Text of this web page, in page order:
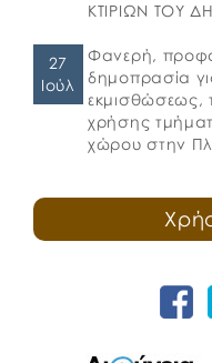
ΚΤΙΡΙΩΝ ΤΟΥ
27
Ιούλ
Φανερή,
δημοπρασία
εκμισθώσεως,
χρήσης
χώρου στην